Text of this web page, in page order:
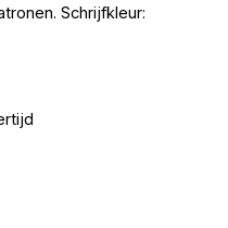
Schrijfkleur: